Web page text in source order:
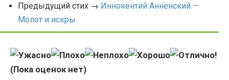
Предыдущий стих → Иннокентий Анненский —
Молот и искры
(Пока оценок нет)